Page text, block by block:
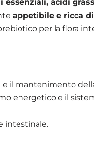
essenziali, acidi
appetibile e ricca
per la flora
il mantenimento
energetico e il
intestinale.